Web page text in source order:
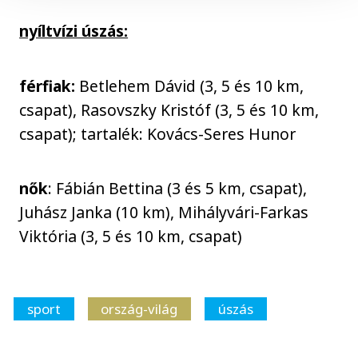
nyíltvízi úszás:
férfiak: Betlehem Dávid (3, 5 és 10 km,
csapat), Rasovszky Kristóf (3, 5 és 10 km,
csapat); tartalék: Kovács-Seres Hunor
nők: Fábián Bettina (3 és 5 km, csapat),
Juhász Janka (10 km), Mihályvári-Farkas
Viktória (3, 5 és 10 km, csapat)
sport ország-világ úszás